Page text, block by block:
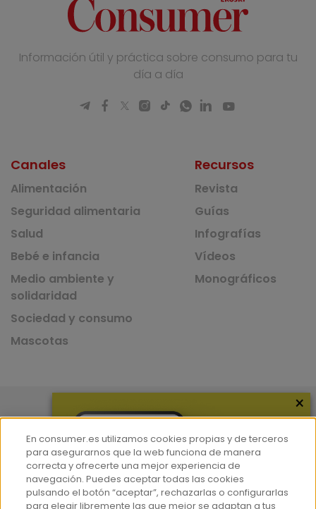
Información útil y práctica sobre consumo para tu
día a día
Canales
Alimentación
Seguridad alimentaria
Salud
Bebé e infancia
Medio ambiente y
solidaridad
Sociedad y consumo
Mascotas
Recursos
Revista
Guías
Infografías
Vídeos
Monográficos
Nuestras Apps
App de recetas
App del Camino de Santiago
×
En consumer.es utilizamos cookies propias y de terceros
para asegurarnos que la web funciona de manera
correcta y ofrecerte una mejor experiencia de
navegación. Puedes aceptar todas las cookies
pulsando el botón “aceptar”, rechazarlas o configurarlas
para elegir libremente las que mejor se adaptan a tus